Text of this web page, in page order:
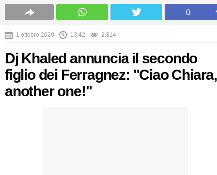
0
1 ottobre 2020 13:42 2.814
Dj Khaled annuncia il secondo
figlio dei Ferragnez: "Ciao Chiara,
another one!"